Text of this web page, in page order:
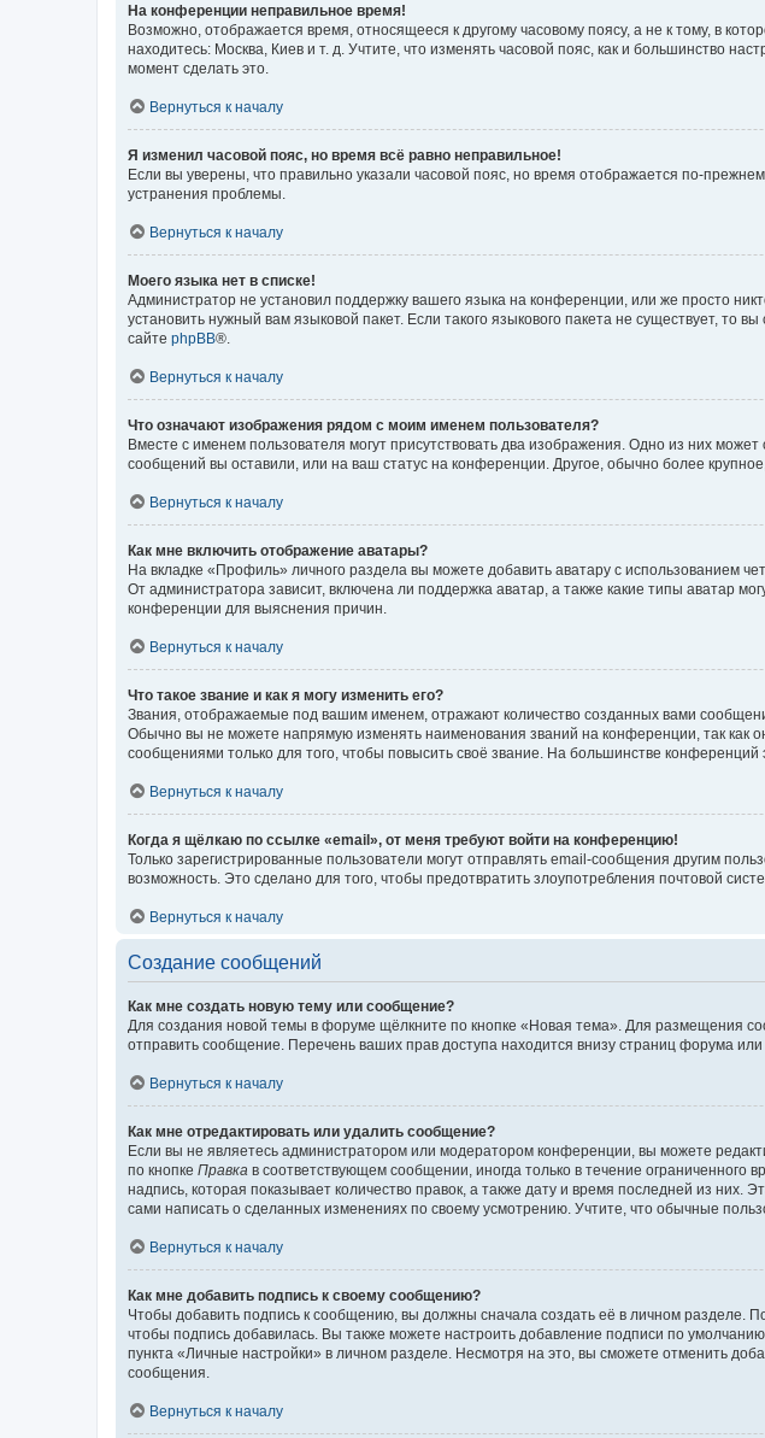
На конференции неправильное время!
Возможно, отображается время, относящееся к другому часовому поясу, а не к тому, в
находитесь: Москва, Киев и т. д. Учтите, что изменять часовой пояс, как и большинство
момент сделать это.
Вернуться к началу
Я изменил часовой пояс, но время всё равно неправильное!
Если вы уверены, что правильно указали часовой пояс, но время отображается по-
устранения проблемы.
Вернуться к началу
Моего языка нет в списке!
Администратор не установил поддержку вашего языка на конференции, или же просто
установить нужный вам языковой пакет. Если такого языкового пакета не существует,
сайте phpBB®.
Вернуться к началу
Что означают изображения рядом с моим именем пользователя?
Вместе с именем пользователя могут присутствовать два изображения. Одно из них
сообщений вы оставили, или на ваш статус на конференции. Другое, обычно более
Вернуться к началу
Как мне включить отображение аватары?
На вкладке «Профиль» личного раздела вы можете добавить аватару с использованием
От администратора зависит, включена ли поддержка аватар, а также какие типы аватар
конференции для выяснения причин.
Вернуться к началу
Что такое звание и как я могу изменить его?
Звания, отображаемые под вашим именем, отражают количество созданных вами
Обычно вы не можете напрямую изменять наименования званий на конференции, так
сообщениями только для того, чтобы повысить своё звание. На большинстве
Вернуться к началу
Когда я щёлкаю по ссылке «email», от меня требуют войти на конференцию!
Только зарегистрированные пользователи могут отправлять email-сообщения другим
возможность. Это сделано для того, чтобы предотвратить злоупотребления почтовой
Вернуться к началу
Создание сообщений
Как мне создать новую тему или сообщение?
Для создания новой темы в форуме щёлкните по кнопке «Новая тема». Для размещения
отправить сообщение. Перечень ваших прав доступа находится внизу страниц форума
Вернуться к началу
Как мне отредактировать или удалить сообщение?
Если вы не являетесь администратором или модератором конференции, вы можете
по кнопке Правка в соответствующем сообщении, иногда только в течение
надпись, которая показывает количество правок, а также дату и время последней из
сами написать о сделанных изменениях по своему усмотрению. Учтите, что обычные
Вернуться к началу
Как мне добавить подпись к своему сообщению?
Чтобы добавить подпись к сообщению, вы должны сначала создать её в личном разделе.
чтобы подпись добавилась. Вы также можете настроить добавление подписи по
пункта «Личные настройки» в личном разделе. Несмотря на это, вы сможете отменить
сообщения.
Вернуться к началу